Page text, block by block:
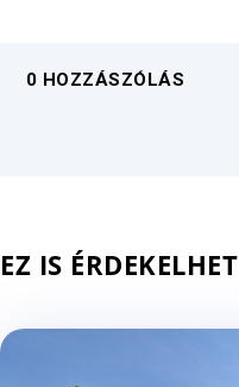
0 HOZZÁSZÓLÁS
EZ IS ÉRDEKELHET